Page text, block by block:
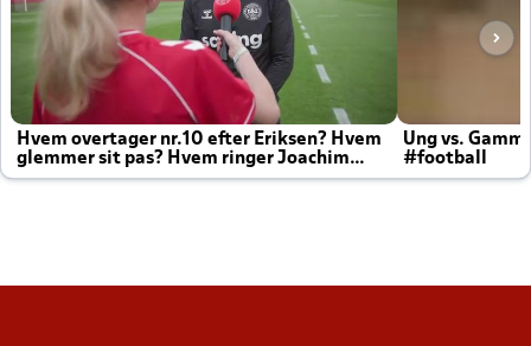
Hvem overtager nr.10 efter Eriksen? Hvem
glemmer sit pas? Hvem ringer Joachim
altid til efter kampe?
Ung vs.
#football